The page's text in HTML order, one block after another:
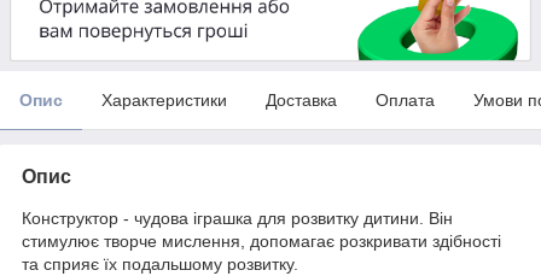
Опис Характеристики Доставка Оплата Умови
Опис
Конструктор - чудова іграшка для розвитку дитини. Він
стимулює творче мислення, допомагає розкривати здібності
та сприяє їх подальшому розвитку.